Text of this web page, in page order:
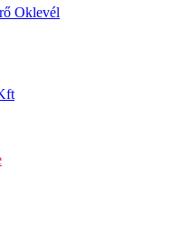
Oklevél